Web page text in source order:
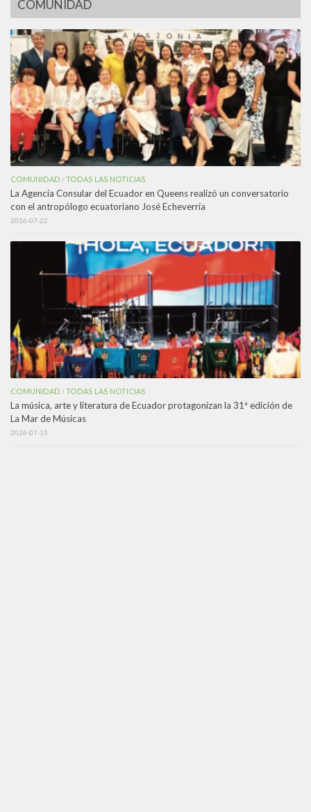
COMUNIDAD
COMUNIDAD /TODAS LAS NOTICIAS
La Agencia Consular del Ecuador en Queens realizó un conversatorio
con el antropólogo ecuatoriano José Echeverría
2026-07-22
COMUNIDAD /TODAS LAS NOTICIAS
La música, arte y literatura de Ecuador protagonizan la 31ª edición de
La Mar de Músicas
2026-07-15